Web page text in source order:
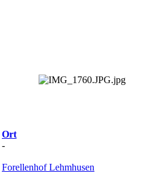
Ort
-
Forellenhof Lehmhusen